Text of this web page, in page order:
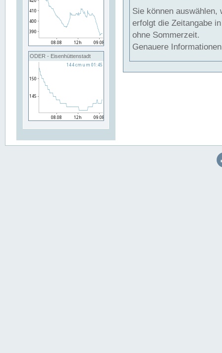
ODER - Eisenhüttenstadt
Sie können auswählen,
erfolgt die Zeitangabe
ohne Sommerzeit.
Genauere